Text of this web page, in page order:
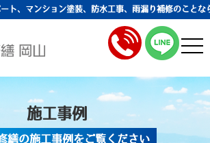
ト、マンション塗装、防水工事、雨漏り補修のことな
施工事例
繕の施工事例をご覧ください